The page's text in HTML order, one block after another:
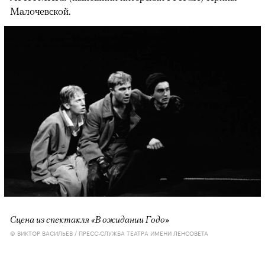
Малочевской.
Сцена из спектакля «В ожидании Годо»
© ВИКТОР ВАСИЛЬЕВ / ПРЕСС-СЛУЖБА ТЕАТРА ИМЕНИ ЛЕНСОВЕТА